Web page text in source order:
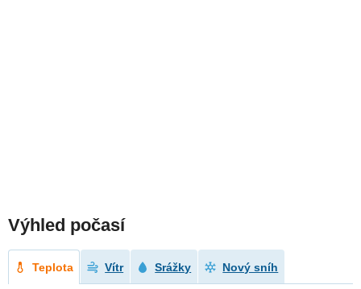
Výhled počasí
Teplota Vítr Srážky Nový sníh